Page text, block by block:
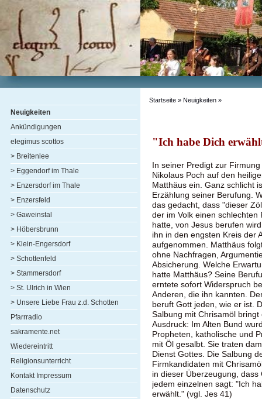
Neuigkeiten
Ankündigungen
elegimus scottos
> Breitenlee
> Eggendorf im Thale
> Enzersdorf im Thale
> Enzersfeld
> Gaweinstal
> Höbersbrunn
> Klein-Engersdorf
> Schottenfeld
> Stammersdorf
> St. Ulrich in Wien
> Unsere Liebe Frau z.d. Schotten
Pfarrradio
sakramente.net
Wiedereintritt
Religionsunterricht
Kontakt Impressum
Datenschutz
Startseite » Neuigkeiten »
"Ich habe Dich
In seiner Predigt zur
Nikolaus Poch auf den
Matthäus ein. Ganz schlicht
Erzählung seiner Berufung.
das gedacht, dass "dieser
der im Volk einen schlechten
hatte, von Jesus berufen
ihn in den engsten Kreis der
aufgenommen. Matthäus
ohne Nachfragen,
Absicherung. Welche
hatte Matthäus? Seine
erntete sofort Widerspruch
Anderen, die ihn kannten.
beruft Gott jeden, wie er ist.
Salbung mit Chrisamöl bringt
Ausdruck: Im Alten Bund
Propheten, katholische und
mit Öl gesalbt. Sie traten
Dienst Gottes. Die Salbung
Firmkandidaten mit
in dieser Überzeugung, dass
jedem einzelnen sagt: "Ich
erwählt." (vgl. Jes 41)